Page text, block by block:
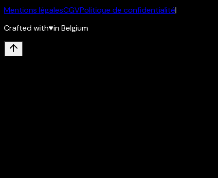
Mentions légalesCGVPolitique de confidentialité|
Crafted with♥in Belgium